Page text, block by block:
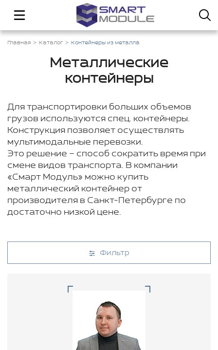
Главная Каталог Контейнеры из металла
Металлические
контейнеры
Для транспортировки больших объемов
грузов используются спец. контейнеры.
Конструкция позволяет осуществлять
мультимодальные перевозки.
Это решение – способ сократить время при
смене видов транспорта. В компании
«Смарт Модуль» можно купить
металлический контейнер от
производителя в Санкт-Петербурге по
достаточно низкой цене.
Фильтр